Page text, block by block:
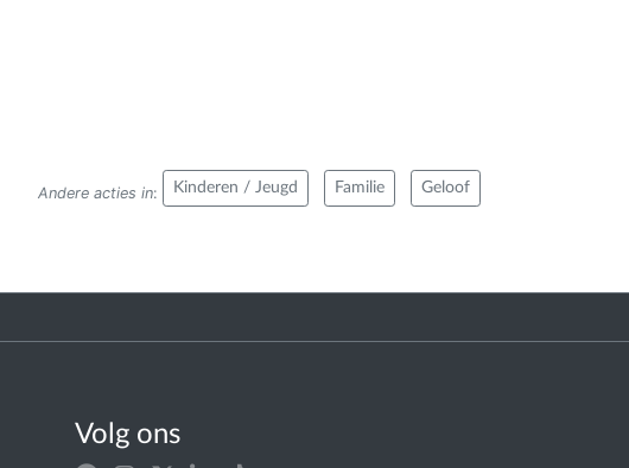
Andere acties in: Kinderen / Jeugd Familie Geloof
Volg ons